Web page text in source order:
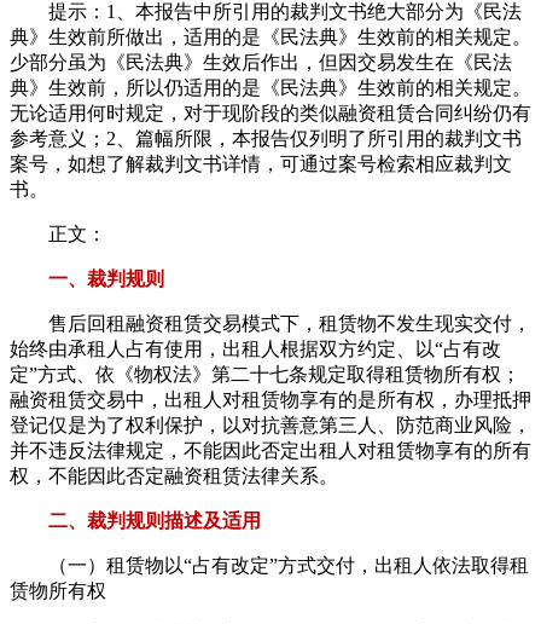
提示：1、本报告中所引用的裁判文书绝大部分为《民法
典》生效前所做出，适用的是《民法典》生效前的相关规定。
少部分虽为《民法典》生效后作出，但因交易发生在《民法
典》生效前，所以仍适用的是《民法典》生效前的相关规定。
无论适用何时规定，对于现阶段的类似融资租赁合同纠纷仍有
参考意义；2、篇幅所限，本报告仅列明了所引用的裁判文书
案号，如想了解裁判文书详情，可通过案号检索相应裁判文
书。
正文：
一、裁判规则
售后回租融资租赁交易模式下，租赁物不发生现实交付，
始终由承租人占有使用，出租人根据双方约定、以“占有改
定”方式、依《物权法》第二十七条规定取得租赁物所有权；
融资租赁交易中，出租人对租赁物享有的是所有权，办理抵押
登记仅是为了权利保护，以对抗善意第三人、防范商业风险，
并不违反法律规定，不能因此否定出租人对租赁物享有的所有
权，不能因此否定融资租赁法律关系。
二、裁判规则描述及适用
（一）租赁物以“占有改定”方式交付，出租人依法取得租
赁物所有权